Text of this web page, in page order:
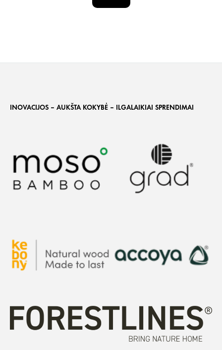
INOVACIJOS – AUKŠTA KOKYBĖ – ILGALAIKIAI SPRENDIMAI